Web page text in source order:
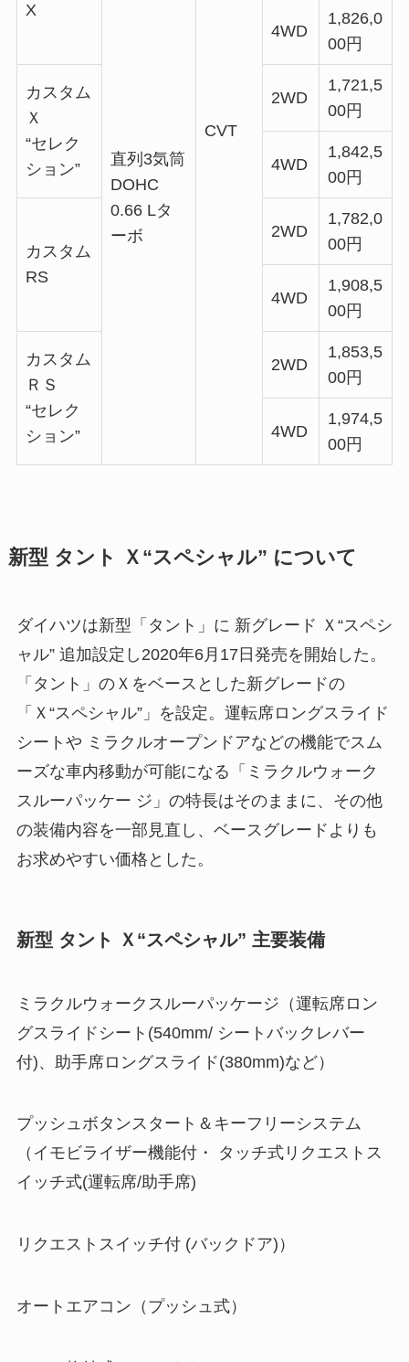
CVT
X
直列3気筒
DOHC
0.66 Lタ
ーボ
4WD
1,826,0
00円
カスタム
Ｘ
“セレク
ション”
2WD
1,721,5
00円
4WD
1,842,5
00円
カスタム
RS
2WD
1,782,0
00円
4WD
1,908,5
00円
カスタム
ＲＳ
“セレク
ション”
2WD
1,853,5
00円
4WD
1,974,5
00円
新型 タント Ｘ“スペシャル” について
ダイハツは新型「タント」に 新グレード Ｘ“スペシ
ャル” 追加設定し2020年6月17日発売を開始した。
「タント」のＸをベースとした新グレードの
「Ｘ“スペシャル”」を設定。運転席ロングスライド
シートや ミラクルオープンドアなどの機能でスム
ーズな車内移動が可能になる「ミラクルウォーク
スルーパッケー ジ」の特長はそのままに、その他
の装備内容を一部見直し、ベースグレードよりも
お求めやすい価格とした。
新型 タント Ｘ“スペシャル” 主要装備
ミラクルウォークスルーパッケージ（運転席ロン
グスライドシート(540mm/ シートバックレバー
付)、助手席ロングスライド(380mm)など）
プッシュボタンスタート＆キーフリーシステム
（イモビライザー機能付・ タッチ式リクエストス
イッチ式(運転席/助手席)
リクエストスイッチ付 (バックドア)）
オートエアコン（プッシュ式）